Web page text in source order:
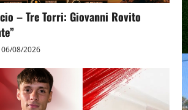
– Tre Torri: Giovanni Rovito
06/08/2026